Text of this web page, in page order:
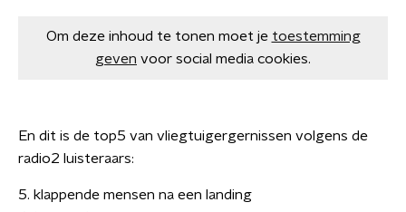
Om deze inhoud te tonen moet je toestemming
geven voor social media cookies.
En dit is de top5 van vliegtuigergernissen volgens de
radio2 luisteraars:
5. klappende mensen na een landing